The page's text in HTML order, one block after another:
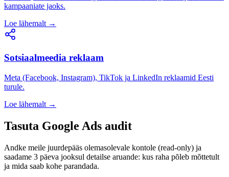
kampaaniate jaoks.
Loe lähemalt →
Sotsiaalmeedia reklaam
Meta (Facebook, Instagram), TikTok ja LinkedIn reklaamid Eesti
turule.
Loe lähemalt →
Tasuta Google Ads audit
Andke meile juurdepääs olemasolevale kontole (read-only) ja
saadame 3 päeva jooksul detailse aruande: kus raha põleb mõttetult
ja mida saab kohe parandada.